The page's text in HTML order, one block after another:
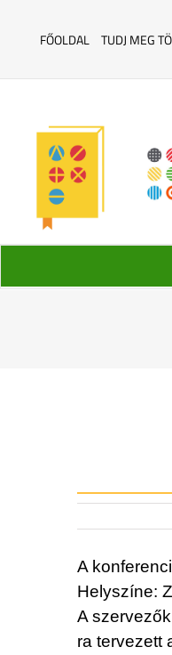
FŐOLDAL TUDJ MEG
A
Helyszíne:
A
ra tervezett